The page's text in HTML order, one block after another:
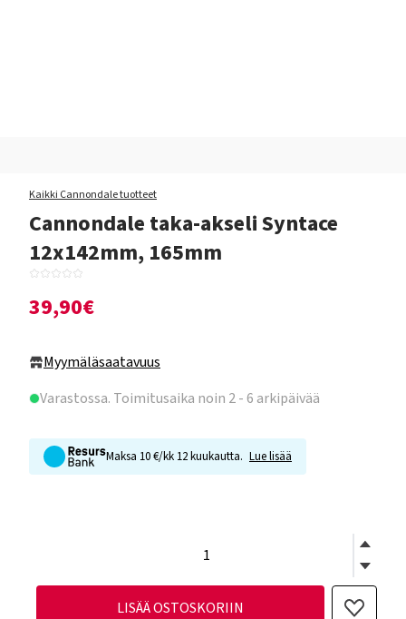
Kaikki Cannondale tuotteet
Cannondale taka-akseli Syntace
12x142mm, 165mm
39,90€
Myymäläsaatavuus
Varastossa. Toimitusaika noin 2 - 6 arkipäivää
Maksa 10 €/kk 12 kuukautta. Lue lisää
LISÄÄ OSTOSKORIIN